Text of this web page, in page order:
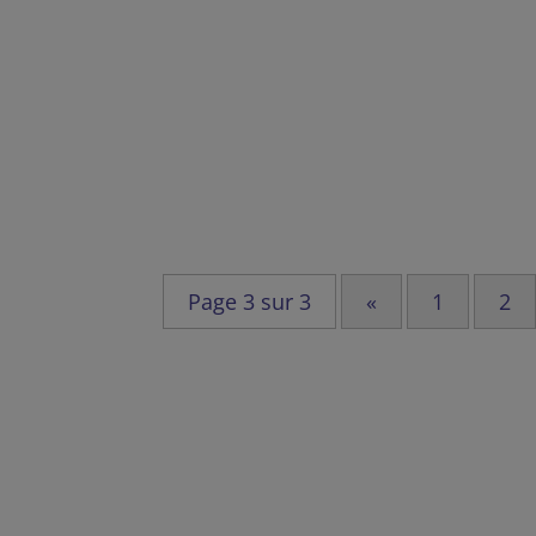
Page 3 sur 3 « 1 2